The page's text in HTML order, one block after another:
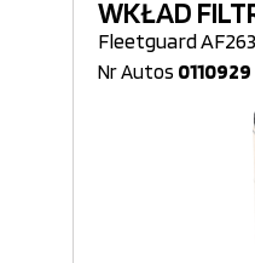
WKŁAD
Fleetguard
Nr Autos 0110929